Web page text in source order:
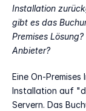
Installation
gibt es das
Premises
Anbieter?
Eine On-
Installation auf
Servern. Das